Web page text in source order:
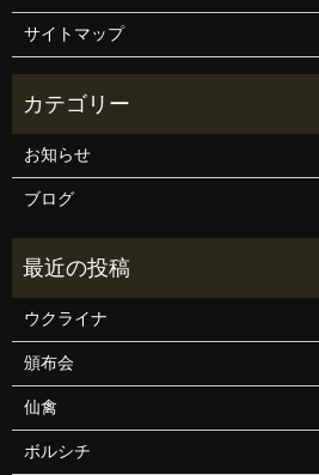
サイトマップ
お知らせ
ブログ
ウクライナ
頒布会
仙禽
ボルシチ